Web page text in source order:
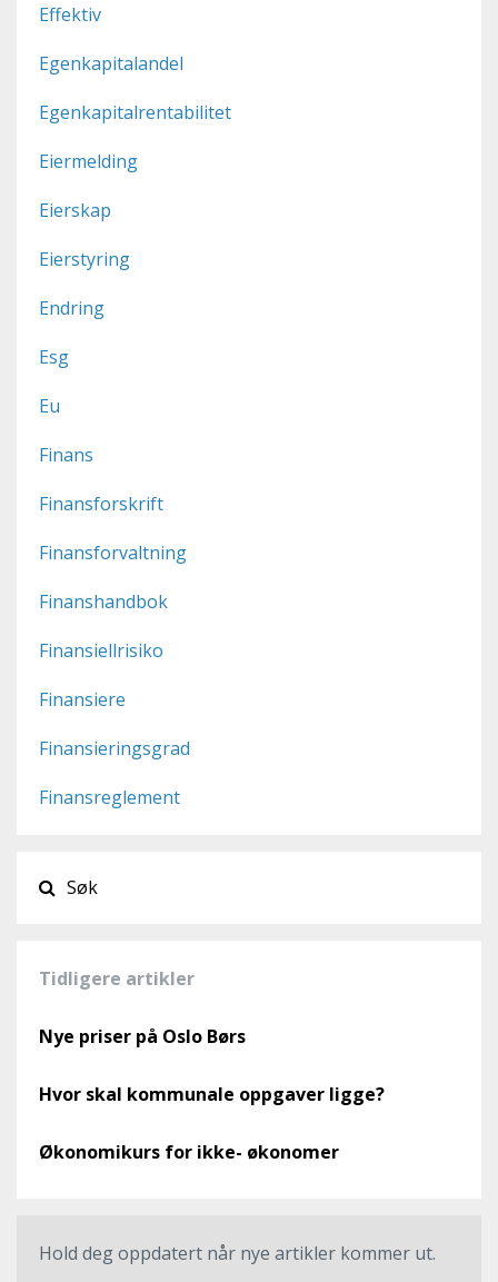
Effektiv
Egenkapitalandel
Egenkapitalrentabilitet
Eiermelding
Eierskap
Eierstyring
Endring
Esg
Eu
Finans
Finansforskrift
Finansforvaltning
Finanshandbok
Finansiellrisiko
Finansiere
Finansieringsgrad
Finansreglement
Tidligere artikler
Nye priser på Oslo Børs
Hvor skal kommunale oppgaver ligge?
Økonomikurs for ikke- økonomer
Hold deg oppdatert når nye artikler kommer ut.